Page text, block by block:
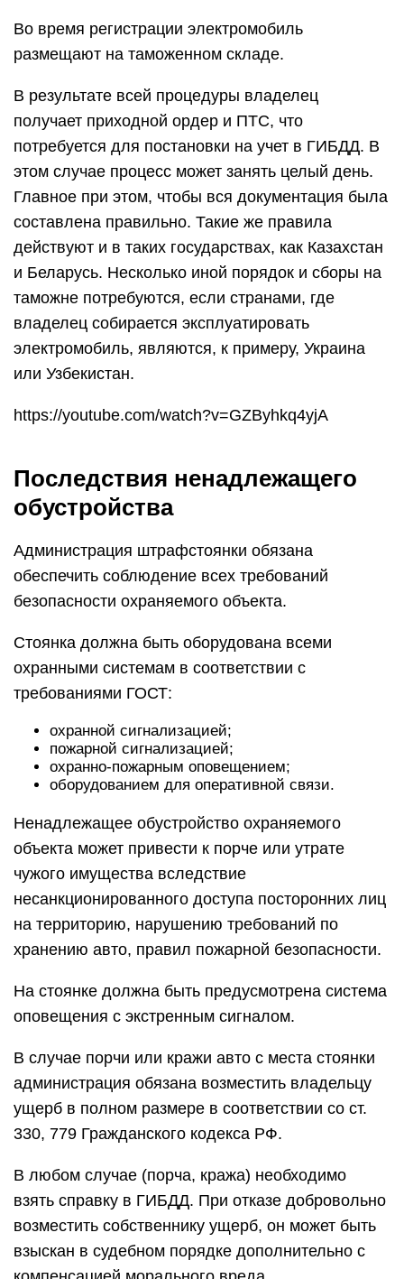
Во время регистрации электромобиль
размещают на таможенном складе.
В результате всей процедуры владелец
получает приходной ордер и ПТС, что
потребуется для постановки на учет в ГИБДД. В
этом случае процесс может занять целый день.
Главное при этом, чтобы вся документация была
составлена правильно. Такие же правила
действуют и в таких государствах, как Казахстан
и Беларусь. Несколько иной порядок и сборы на
таможне потребуются, если странами, где
владелец собирается эксплуатировать
электромобиль, являются, к примеру, Украина
или Узбекистан.
https://youtube.com/watch?v=GZByhkq4yjA
Последствия ненадлежащего
обустройства
Администрация штрафстоянки обязана
обеспечить соблюдение всех требований
безопасности охраняемого объекта.
Стоянка должна быть оборудована всеми
охранными системам в соответствии с
требованиями ГОСТ:
охранной сигнализацией;
пожарной сигнализацией;
охранно-пожарным оповещением;
оборудованием для оперативной связи.
Ненадлежащее обустройство охраняемого
объекта может привести к порче или утрате
чужого имущества вследствие
несанкционированного доступа посторонних лиц
на территорию, нарушению требований по
хранению авто, правил пожарной безопасности.
На стоянке должна быть предусмотрена система
оповещения с экстренным сигналом.
В случае порчи или кражи авто с места стоянки
администрация обязана возместить владельцу
ущерб в полном размере в соответствии со ст.
330, 779 Гражданского кодекса РФ.
В любом случае (порча, кража) необходимо
взять справку в ГИБДД. При отказе добровольно
возместить собственнику ущерб, он может быть
взыскан в судебном порядке дополнительно с